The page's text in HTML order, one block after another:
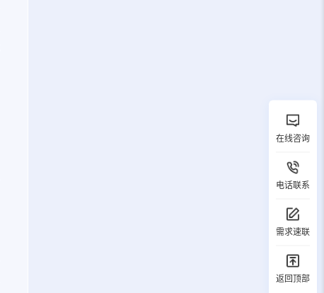
在线咨询
电话联系
需求速联
返回顶部